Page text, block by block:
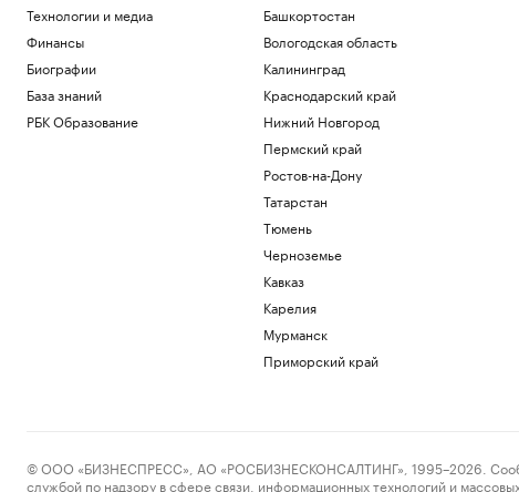
Технологии и медиа
Финансы
Биографии
База знаний
РБК Образование
Башкортостан
Вологодская область
Калининград
Краснодарский край
Нижний Новгород
Пермский край
Ростов-на-Дону
Татарстан
Тюмень
Черноземье
Кавказ
Карелия
Мурманск
Приморский край
© ООО «БИЗНЕСПРЕСС», АО «РОСБИЗНЕСКОНСАЛТИНГ», 1995–2026.
службой по надзору в сфере связи, информационных технологий и